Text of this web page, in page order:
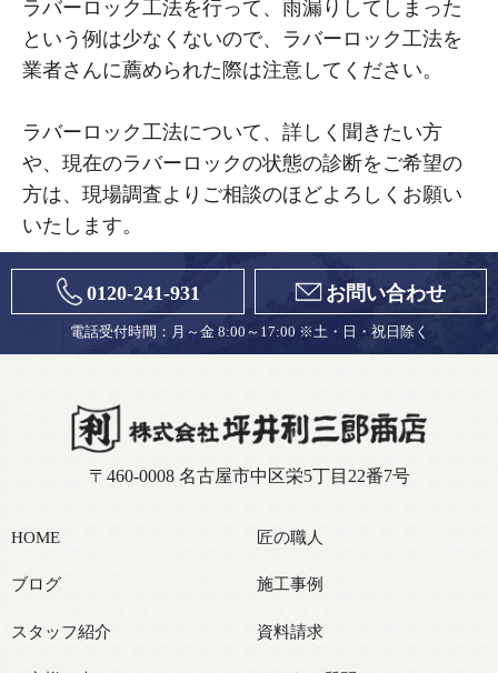
ラバーロック工法を行って、雨漏りしてしまった
という例は少なくないので、ラバーロック工法を
業者さんに薦められた際は注意してください。
ラバーロック工法について、詳しく聞きたい方
や、現在のラバーロックの状態の診断をご希望の
方は、現場調査よりご相談のほどよろしくお願い
いたします。
0120-241-931 お問い合わせ
電話受付時間：月～金 8:00～17:00 ※土・日・祝日除く
〒460-0008 名古屋市中区栄5丁目22番7号
HOME 匠の職人
ブログ 施工事例
スタッフ紹介 資料請求